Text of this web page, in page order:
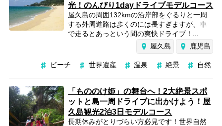
光！のんびり1dayドライブモデルコース
屋久島の周囲132kmの沿岸部をぐるりと一周
する外周道路は歩くのには長すぎますが、車
で走るとあっという間の爽快ドライブ！...
屋久島
鹿児島
ビーチ 世界遺産 温泉 絶景 自然
「もののけ姫」の舞台へ！2大絶景スポ
ットと島一周ドライブに出かけよう！屋
久島観光2泊3日モデルコース
長期休みがとりづらい方必見です！世界自然